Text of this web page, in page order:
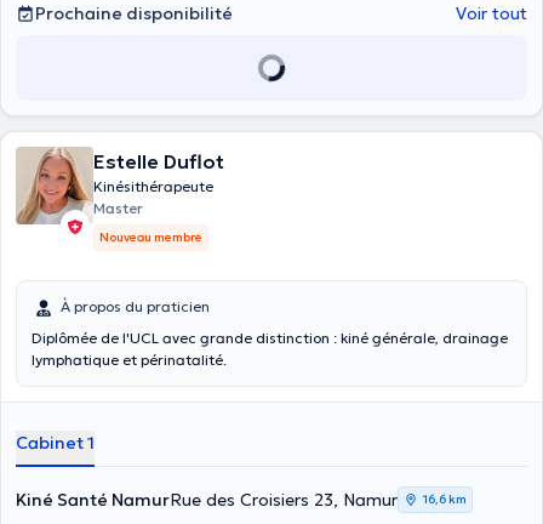
Prochaine disponibilité Voir tout
Estelle Duflot
Kinésithérapeute
Master
Nouveau membre
À propos du praticien
Diplômée de l'UCL avec grande distinction : kiné générale, drainage
lymphatique et périnatalité.
Cabinet 1
Kiné Santé NamurRue des Croisiers 23, Namur 16,6 km